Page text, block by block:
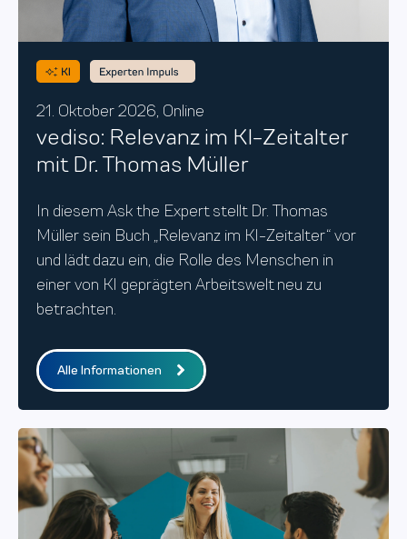
21. Oktober2026, Online
vediso: Relevanz im KI-Zeitalter
mit Dr. Thomas Müller
In diesem Ask the Expert stellt Dr. Thomas
Müller sein Buch „Relevanz im KI-Zeitalter“ vor
und lädt dazu ein, die Rolle des Menschen in
einer von KI geprägten Arbeitswelt neu zu
betrachten.
Alle Informationen